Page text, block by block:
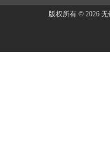
版权所有 © 2026